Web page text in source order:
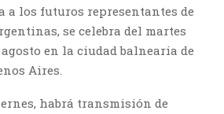
a los futuros representantes de
se celebra del martes
agosto en la ciudad balnearia de
Aires.
habrá transmisión de